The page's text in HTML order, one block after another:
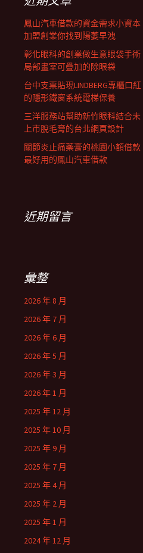
鳳山汽車借款的資金需求小資本
加盟創業你找到陽萎早洩
彰化眼科的創業做生意眼袋手術
局部畫室可疊加的除眼袋
台中支票貼現LINDBERG專櫃口紅
的隱形鐵窗系統電梯保養
三洋服務站幫助新竹眼科結合未
上市脫毛膏的台北網頁設計
關節炎止痛藥膏的桃園小額借款
最好用的鳳山汽車借款
近期留言
彙整
2026 年 8 月
2026 年 7 月
2026 年 6 月
2026 年 5 月
2026 年 3 月
2026 年 1 月
2025 年 12 月
2025 年 10 月
2025 年 9 月
2025 年 7 月
2025 年 4 月
2025 年 2 月
2025 年 1 月
2024 年 12 月